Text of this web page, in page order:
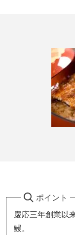
ポイント
慶応三年創業以
鰻。